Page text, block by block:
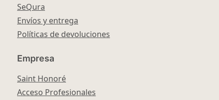
SeQura
Envíos y entrega
Políticas de devoluciones
Empresa
Saint Honoré
Acceso Profesionales